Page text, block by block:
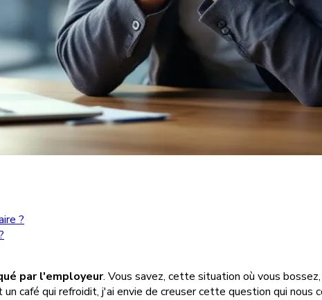
?
par l'employeur. Vous savez, cette situation où vous
café qui refroidit, j'ai envie de creuser cette question qui nous